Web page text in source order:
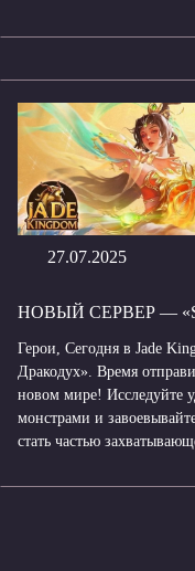
27.07.2025
НОВЫЙ СЕРВЕР —
Герои, Сегодня в Jade
Дракодух». Время
новом мире! Исследуйте
монстрами и
стать частью